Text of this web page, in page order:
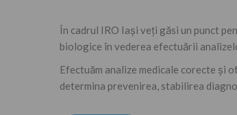
În cadrul IRO Iaşi veţi găsi un punct
biologice în vederea efectuării
Efectuăm analize medicale corecte și
determina prevenirea, stabilirea